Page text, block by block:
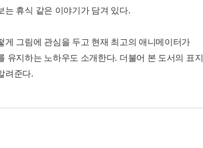
는 휴식 같은 이야기가 담겨 있다.
그림에 관심을 두고 현재 최고의 애니메이터가
유지하는 노하우도 소개한다. 더불어 본 도서의 표지
려준다.